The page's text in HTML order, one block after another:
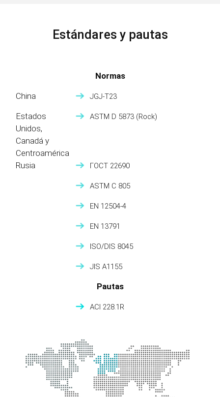
Estándares y pautas
Normas
China JGJ-T23
Estados
Unidos,
Canadá y
Centroamérica
ASTM D 5873 (Rock)
Rusia ГОСТ 22690
ASTM C 805
EN 12504-4
EN 13791
ISO/DIS 8045
JIS A1155
Pautas
ACI 228.1R